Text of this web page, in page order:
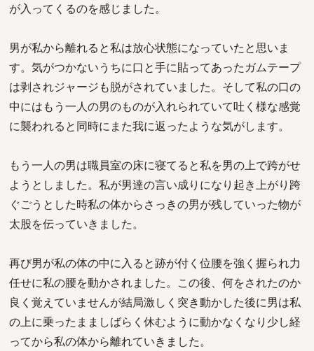
が入ってくるのを感じました。
男が私から離れると私は放心状態になっていたと思いま
す。気がつかないうちに口と手に貼ってあったガムテープ
は剥されジャージも脱がされていました。そして私の口の
中にはもう一人の男のものが入れられていて吐く様な感覚
に襲われると同時にまた我に返ったような気がします。
もう一人の男は職員室の床に寝てると私を男の上で跨がせ
ようとしました。私が男達の言い成りになり起き上がり跨
ぐごうとした時私の体からさっきの男が残していった物が
太股を伝っていきました。
再び男が私の体の中に入ると跡が付く位腰を強く握られ力
任せに私の腰を動かされました。この後、何をされたのか
良く覚えていませんが結局激しく突き動かした後に男は私
の上に乗ったまましばらく休むように動かなくなり少し経
ってから私の体から離れていきました。